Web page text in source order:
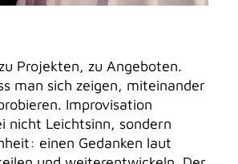
Projekten, zu Angeboten.
man sich zeigen, miteinander
Improvisation
nicht Leichtsinn, sondern
einen Gedanken laut